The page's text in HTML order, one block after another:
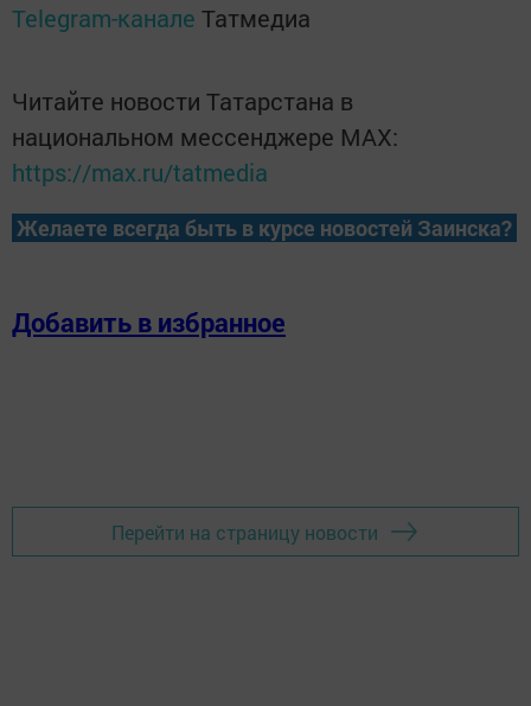
Telegram-канале Татмедиа
Читайте новости Татарстана в
национальном мессенджере MАХ:
https://max.ru/tatmedia
Желаете всегда быть в курсе новостей Заинска?
Добавить в избранное
Перейти на страницу новости